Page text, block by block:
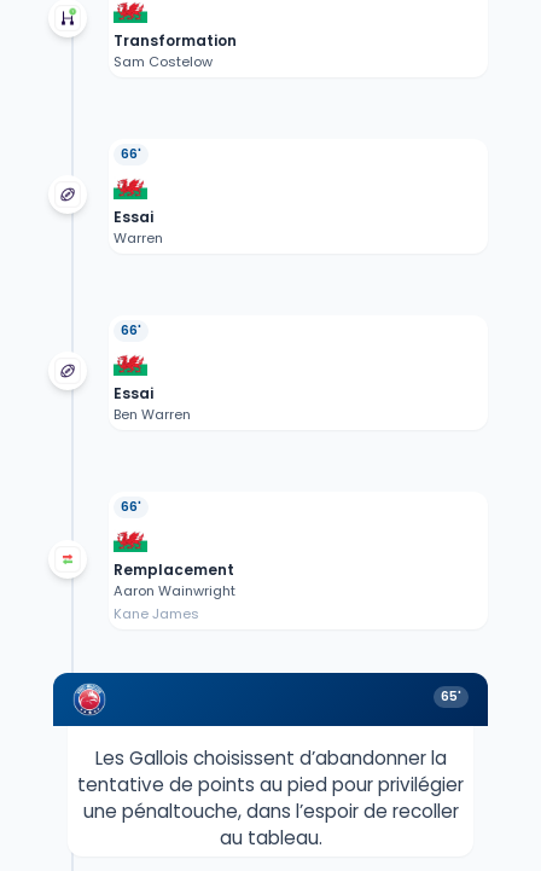
Transformation
Sam Costelow
66'
Essai
Warren
66'
Essai
Ben Warren
66'
Remplacement
Aaron Wainwright
Kane James
65'
Les Gallois choisissent d’abandonner la
tentative de points au pied pour privilégier
une pénaltouche, dans l’espoir de recoller
au tableau.